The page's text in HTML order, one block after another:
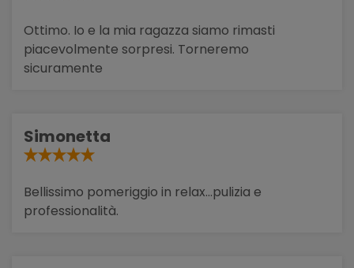
Ottimo. Io e la mia ragazza siamo rimasti
piacevolmente sorpresi. Torneremo
sicuramente
Simonetta
Bellissimo pomeriggio in relax...pulizia e
professionalità.